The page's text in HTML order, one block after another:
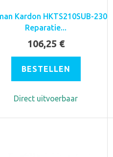
Kardon HKTS210SUB-230
Reparatie...
106,25 €
BESTELLEN
Direct uitvoerbaar